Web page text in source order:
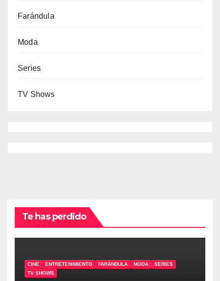
Farándula
Moda
Series
TV Shows
Te has perdido
CINE ENTRETENIMIENTO FARÁNDULA MODA
SERIES
TV SHOWS